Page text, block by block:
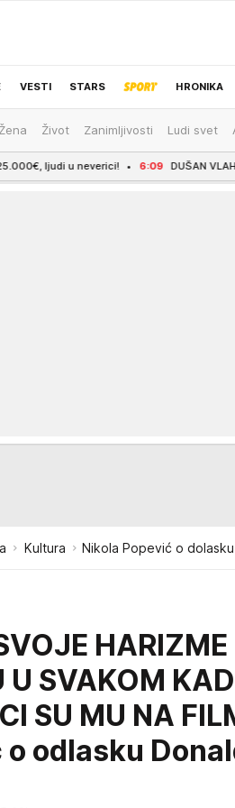
VESTI STARS HRONIKA
REGION NEWS IZBOR UREDNIKA
Žena Život Zanimljivosti Ludi svet
6:09 DUŠAN VLAHOVIĆ NA
Kultura Nikola Popević o
U SVAKOM
SU MU NA
o odlasku